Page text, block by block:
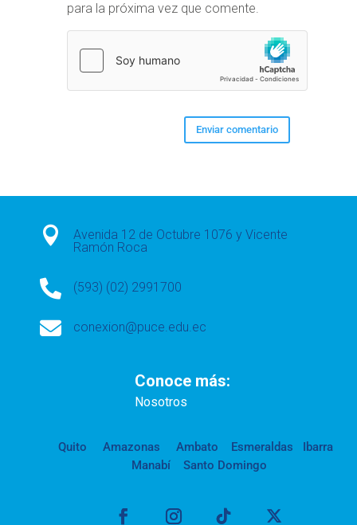
para la próxima vez que comente.

Avenida 12 de Octubre 1076 y Vicente
Ramón Roca
 (593) (02) 2991700
 conexion@puce.edu.ec
Conoce más:
Nosotros
Quito Amazonas Ambato Esmeraldas
Ibarra
Manabí
Santo Domingo